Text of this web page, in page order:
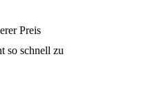
Preis
so schnell zu